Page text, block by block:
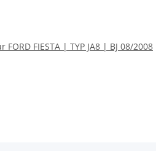
FORD FIESTA | TYP JA8 | BJ 08/2008